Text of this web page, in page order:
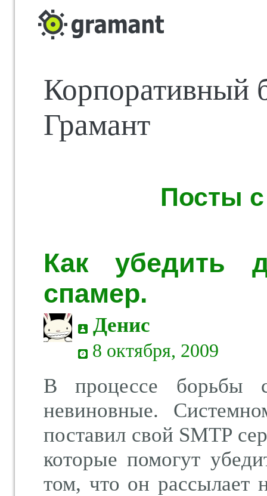
Корпоративный
Грамант
Посты с
Как убедить
спамер.
Денис
8 октября, 2009
В процессе борьбы
невиновные.
поставил свой SMTP
которые помогут
том, что он рассылает